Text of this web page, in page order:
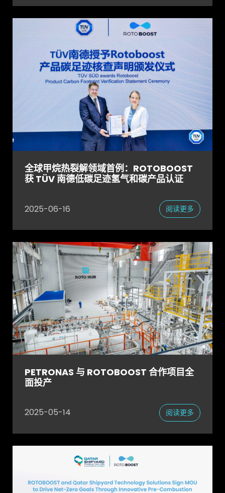
全球甲烷热裂解领域首例：ROTOBOOST
获 TÜV 南德低碳足迹氢气和碳产品认证
2025-06-16 阅读更多
PETRONAS 与 ROTOBOOST 合作项目全
面投产
2025-05-14 阅读更多